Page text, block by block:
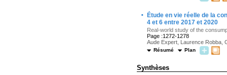
·
Étude en vie réelle de la
4 et 6 entre 2017 et 2020
Real-world study of the
Page :1272-1278
Aude Expert, Laurence Robba,
Résumé Plan
Synthèses